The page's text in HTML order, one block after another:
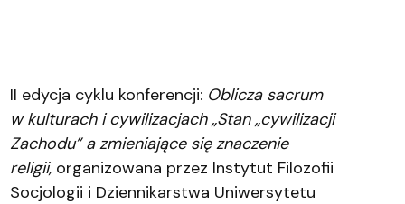
II edycja cyklu konferencji: Oblicza sacrum
w kulturach i cywilizacjach„Stan „cywilizacji
Zachodu” a zmieniające się znaczenie
religii,organizowana przez Instytut Filozofii
Socjologii i Dziennikarstwa Uniwersytetu